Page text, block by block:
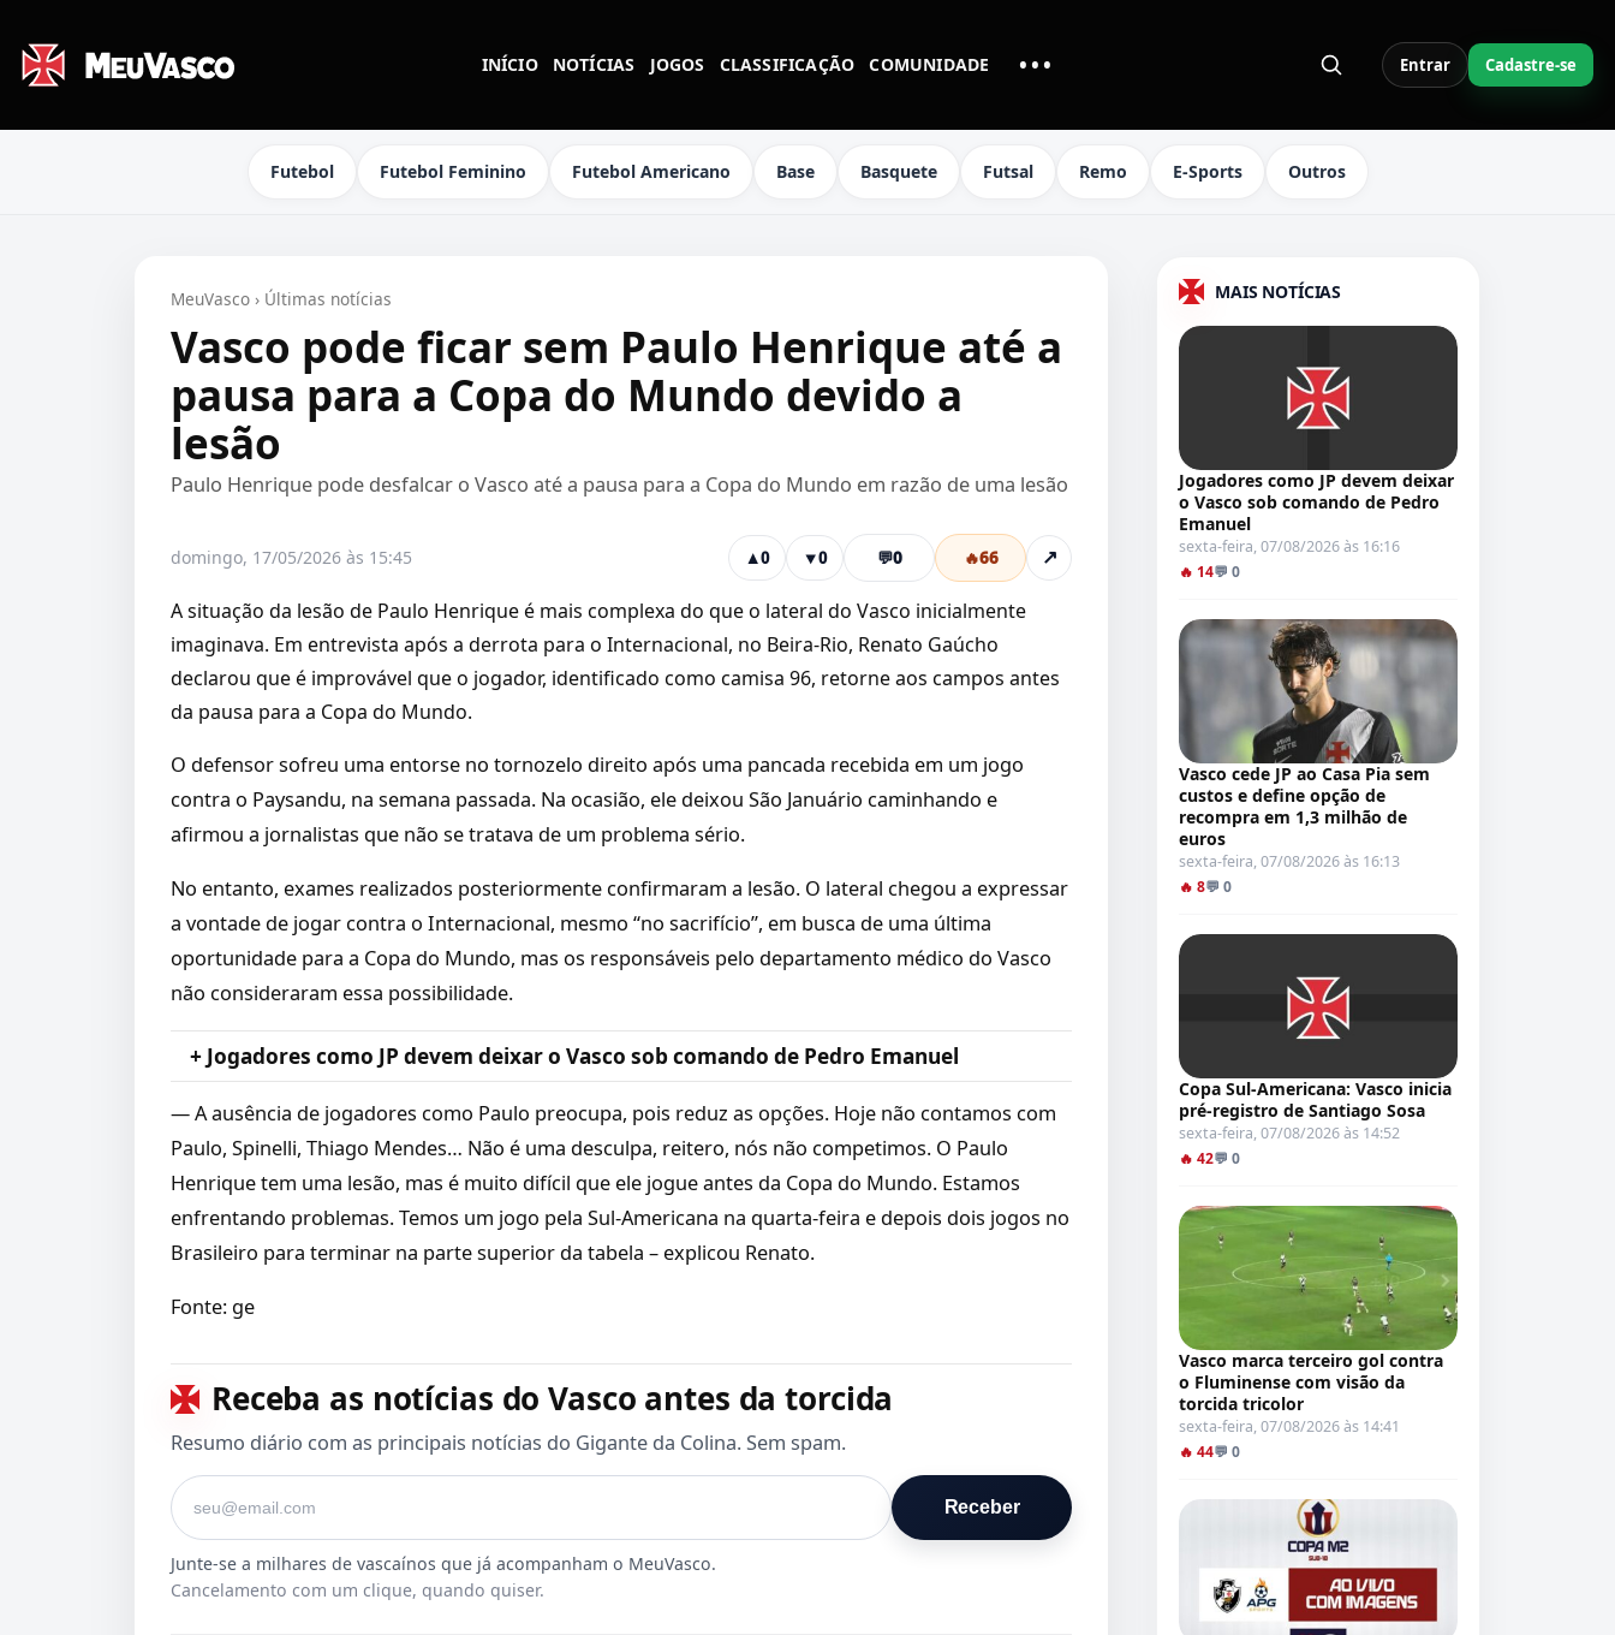
INÍCIO NOTÍCIAS JOGOS CLASSIFICAÇÃO COMUNIDADE •••MAIS LINKS DO MENU Entrar Cadastre-se
Futebol Futebol Feminino Futebol Americano Base Basquete Futsal Remo E-Sports Outros
MeuVasco › Últimas notícias
Vasco pode ficar sem Paulo Henrique até a
pausa para a Copa do Mundo devido a
lesão
Paulo Henrique pode desfalcar o Vasco até a pausa para a Copa do Mundo em razão de uma lesão
domingo, 17/05/2026 às 15:45 ▲0 ▼0 💬0 🔥66 ↗
A situação da lesão de Paulo Henrique é mais complexa do que o lateral do Vasco inicialmente
imaginava. Em entrevista após a derrota para o Internacional, no Beira-Rio, Renato Gaúcho
declarou que é improvável que o jogador, identificado como camisa 96, retorne aos campos antes
da pausa para a Copa do Mundo.
O defensor sofreu uma entorse no tornozelo direito após uma pancada recebida em um jogo
contra o Paysandu, na semana passada. Na ocasião, ele deixou São Januário caminhando e
afirmou a jornalistas que não se tratava de um problema sério.
No entanto, exames realizados posteriormente confirmaram a lesão. O lateral chegou a expressar
a vontade de jogar contra o Internacional, mesmo “no sacrifício”, em busca de uma última
oportunidade para a Copa do Mundo, mas os responsáveis pelo departamento médico do Vasco
não consideraram essa possibilidade.
+ Jogadores como JP devem deixar o Vasco sob comando de Pedro Emanuel
— A ausência de jogadores como Paulo preocupa, pois reduz as opções. Hoje não contamos com
Paulo, Spinelli, Thiago Mendes… Não é uma desculpa, reitero, nós não competimos. O Paulo
Henrique tem uma lesão, mas é muito difícil que ele jogue antes da Copa do Mundo. Estamos
enfrentando problemas. Temos um jogo pela Sul-Americana na quarta-feira e depois dois jogos no
Brasileiro para terminar na parte superior da tabela – explicou Renato.
Fonte: ge
Receba as notícias do Vasco antes da torcida
Resumo diário com as principais notícias do Gigante da Colina. Sem spam.
Seu e-mail
Receber
Cancelamento com um clique, quando quiser.
MAIS NOTÍCIAS
Jogadores como JP devem deixar
o Vasco sob comando de Pedro
Emanuel
sexta-feira, 07/08/2026 às 16:16
🔥 14💬 0
Vasco cede JP ao Casa Pia sem
custos e define opção de
recompra em 1,3 milhão de
euros
sexta-feira, 07/08/2026 às 16:13
🔥 8💬 0
Copa Sul-Americana: Vasco inicia
pré-registro de Santiago Sosa
sexta-feira, 07/08/2026 às 14:52
🔥 42💬 0
Vasco marca terceiro gol contra
o Fluminense com visão da
torcida tricolor
sexta-feira, 07/08/2026 às 14:41
🔥 44💬 0